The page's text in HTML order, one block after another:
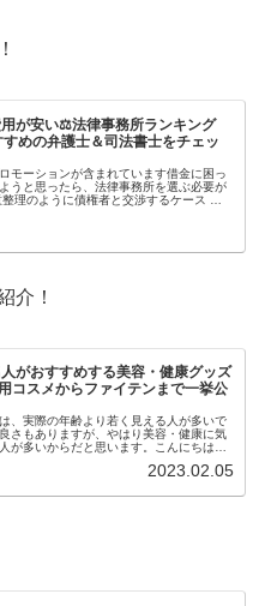
が安い⚖️法律事務所ランキング
すめの弁護士＆司法書士をチェッ
モーションが含まれています借金に困っ
うと思ったら、法律事務所を選ぶ必要が
理のように債権者と交渉するケース 自
介！
がおすすめする美容・健康グッズ
コスメからファイテンまで一挙公
、実際の年齢より若く見える人が多いで
さもありますが、やはり美容・健康に気
が多いからだと思います。こんにちは！
？今回は、芸能人…
2023.02.05